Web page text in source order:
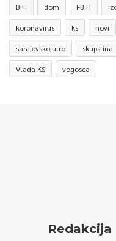
BiH dom FBiH
koronavirus ks novi
sarajevskojutro skupstina
Vlada KS vogosca
Redakcija